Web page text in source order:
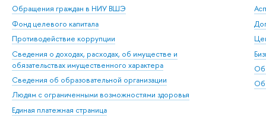
Обращения граждан в НИУ ВШЭ
Фонд целевого капитала
Противодействие коррупции
Сведения о доходах, расходах, об имуществе и
обязательствах имущественного характера
Сведения об образовательной организации
Людям с ограниченными возможностями здоровья
Единая платежная страница